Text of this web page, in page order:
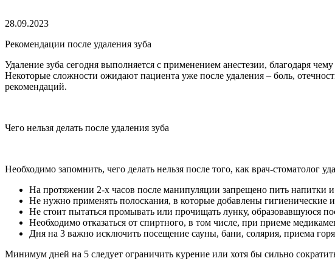
28.09.2023
Рекомендации после удаления зуба
Удаление зуба сегодня выполняется с применением анестезии, благодаря
Некоторые сложности ожидают пациента уже после удаления – боль,
рекомендаций.
Чего нельзя делать после удаления зуба
Необходимо запомнить, чего делать нельзя после того, как врач-стоматолог
На протяжении 2-х часов после манипуляции запрещено пить напитки
Не нужно применять полоскания, в которые добавлены гигиенические
Не стоит пытаться промывать или прочищать лунку, образовавшуюся
Необходимо отказаться от спиртного, в том числе, при приеме
Дня на 3 важно исключить посещение сауны, бани, солярия, приема
Минимум дней на 5 следует ограничить курение или хотя бы сильно